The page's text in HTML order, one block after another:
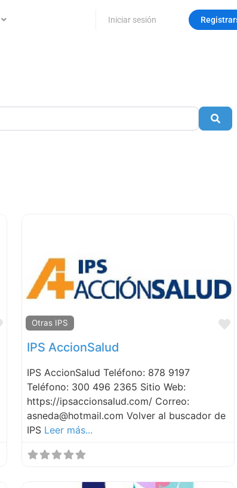
Iniciar sesión
FavoriteOtras IPS
IPS AccionSalud
IPS AccionSalud Teléfono: 878 9197
Teléfono: 300 496 2365 Sitio Web:
https://ipsaccionsalud.com/ Correo:
asneda@hotmail.com Volver al buscador de
IPS Leer más...